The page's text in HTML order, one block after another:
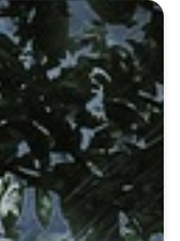
ZILEI
FINANCE
Energy